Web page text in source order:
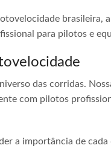
brasileira,
para pilotos e
das corridas.
com pilotos
a importância de